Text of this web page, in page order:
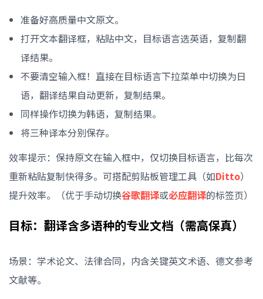
准备好高质量中文原文。
打开文本翻译框，粘贴中文，目标语言选英语，复制翻
译结果。
不要清空输入框！直接在目标语言下拉菜单中切换为日
语，翻译结果自动更新，复制结果。
同样操作切换为韩语，复制结果。
将三种译本分别保存。
效率提示：保持原文在输入框中，仅切换目标语言，比每次
重新粘贴复制快得多。可搭配剪贴板管理工具（如Ditto）
提升效率。（优于手动切换谷歌翻译或必应翻译的标签页）
目标：翻译含多语种的专业文档（需高保真）
场景：学术论文、法律合同，内含关键英文术语、德文参考
文献等。